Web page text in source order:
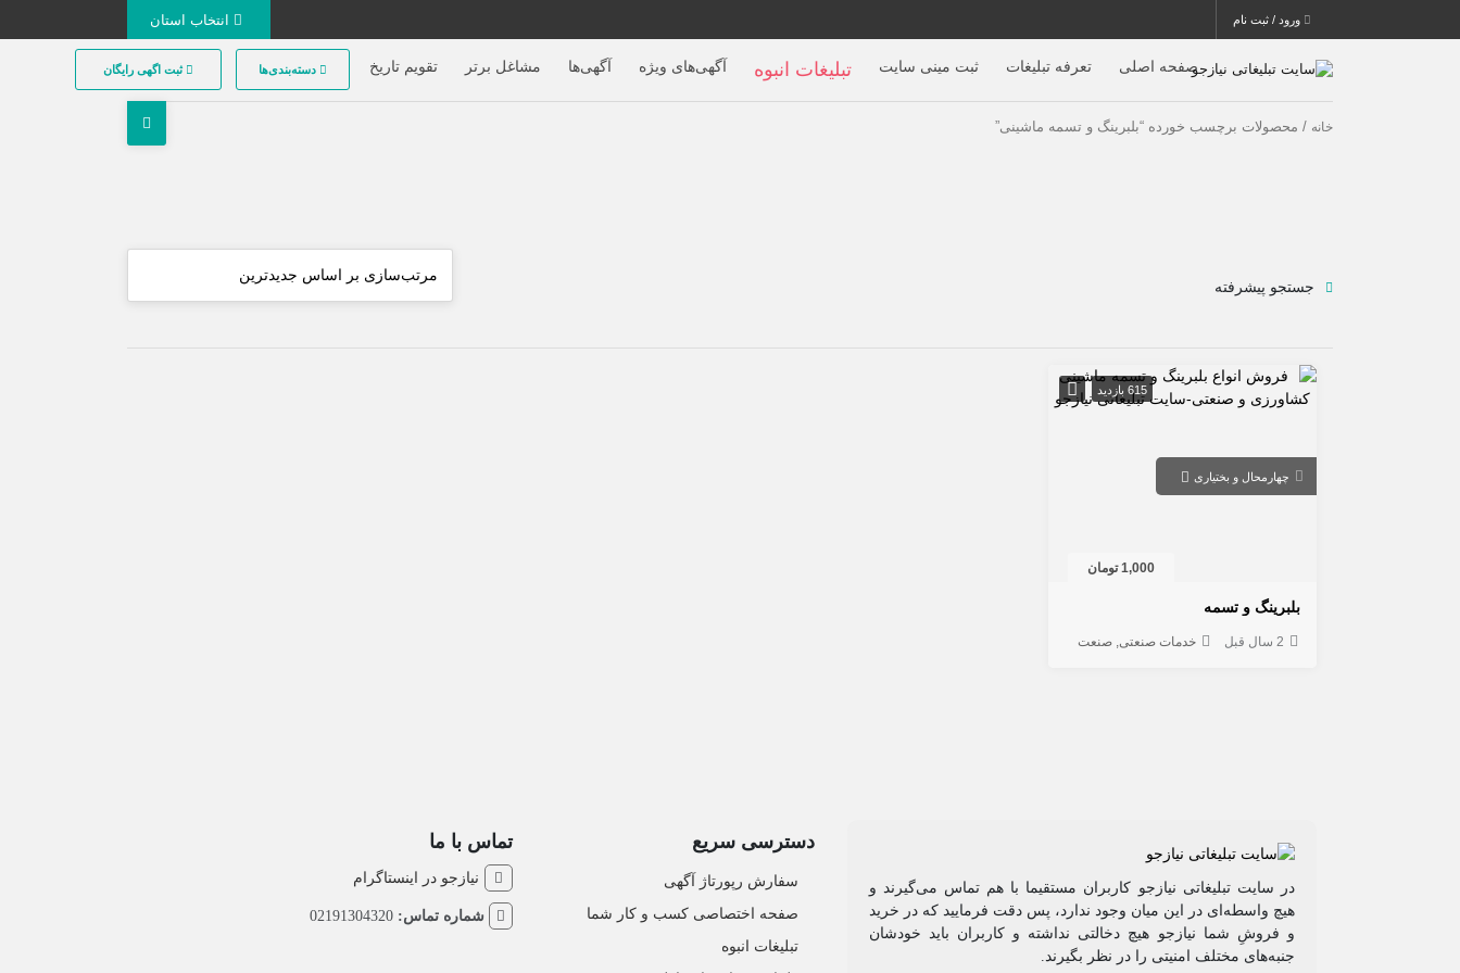
ورود / ثبت نام
صفحه اصلی تعرفه تبلیغات ثبت مینی سایت تبلیغات انبوه آگهی‌های ویژه آگهی‌ها مشاغل برتر تقویم تاریخ دسته‌بندی‌ها ثبت اگهی رایگان
خانه / محصولات برچسب خورده “بلبرینگ و تسمه ماشینی”
جستجو پیشرفته
615 بازدید
چهارمحال و بختیاری
1,000 تومان
بلبرینگ و تسمه
2 سال قبل خدمات صنعتی صنعت
در سایت تبلیغاتی نیازجو کاربران مستقیما با هم تماس می‌گیرند و
هیچ واسطه‌ای در این میان وجود ندارد، پس دقت فرمایید که در خرید
و فروشِ شما نیازجو هیچ دخالتی نداشته و کاربران باید خودشان
جنبه‌های مختلف امنیتی را در نظر بگیرند.
دسترسی سریع
سفارش رپورتاژ آگهی
صفحه اختصاصی کسب و کار شما
تبلیغات انبوه
تماس با ما
نیازجو در اینستاگرام
شماره تماس: 02191304320